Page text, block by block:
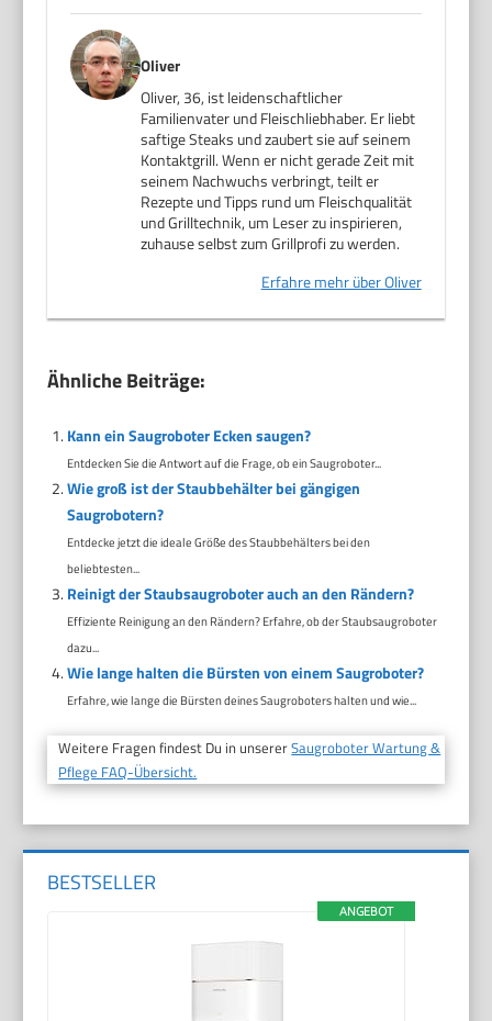
Oliver
Oliver, 36, ist leidenschaftlicher
Familienvater und Fleischliebhaber. Er liebt
saftige Steaks und zaubert sie auf seinem
Kontaktgrill. Wenn er nicht gerade Zeit mit
seinem Nachwuchs verbringt, teilt er
Rezepte und Tipps rund um Fleischqualität
und Grilltechnik, um Leser zu inspirieren,
zuhause selbst zum Grillprofi zu werden.
Erfahre mehr über Oliver
Ähnliche Beiträge:
Kann ein Saugroboter Ecken saugen?
Entdecken Sie die Antwort auf die Frage, ob ein Saugroboter...
Wie groß ist der Staubbehälter bei gängigen
Saugrobotern?
Entdecke jetzt die ideale Größe des Staubbehälters bei den
beliebtesten...
Reinigt der Staubsaugroboter auch an den Rändern?
Effiziente Reinigung an den Rändern? Erfahre, ob der Staubsaugroboter
dazu...
Wie lange halten die Bürsten von einem Saugroboter?
Erfahre, wie lange die Bürsten deines Saugroboters halten und wie...
Weitere Fragen findest Du in unsererSaugroboter Wartung &
Pflege FAQ-Übersicht.
BESTSELLER
ANGEBOT